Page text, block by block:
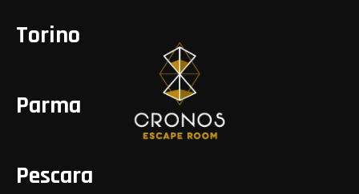
Torino
Parma
Pescara